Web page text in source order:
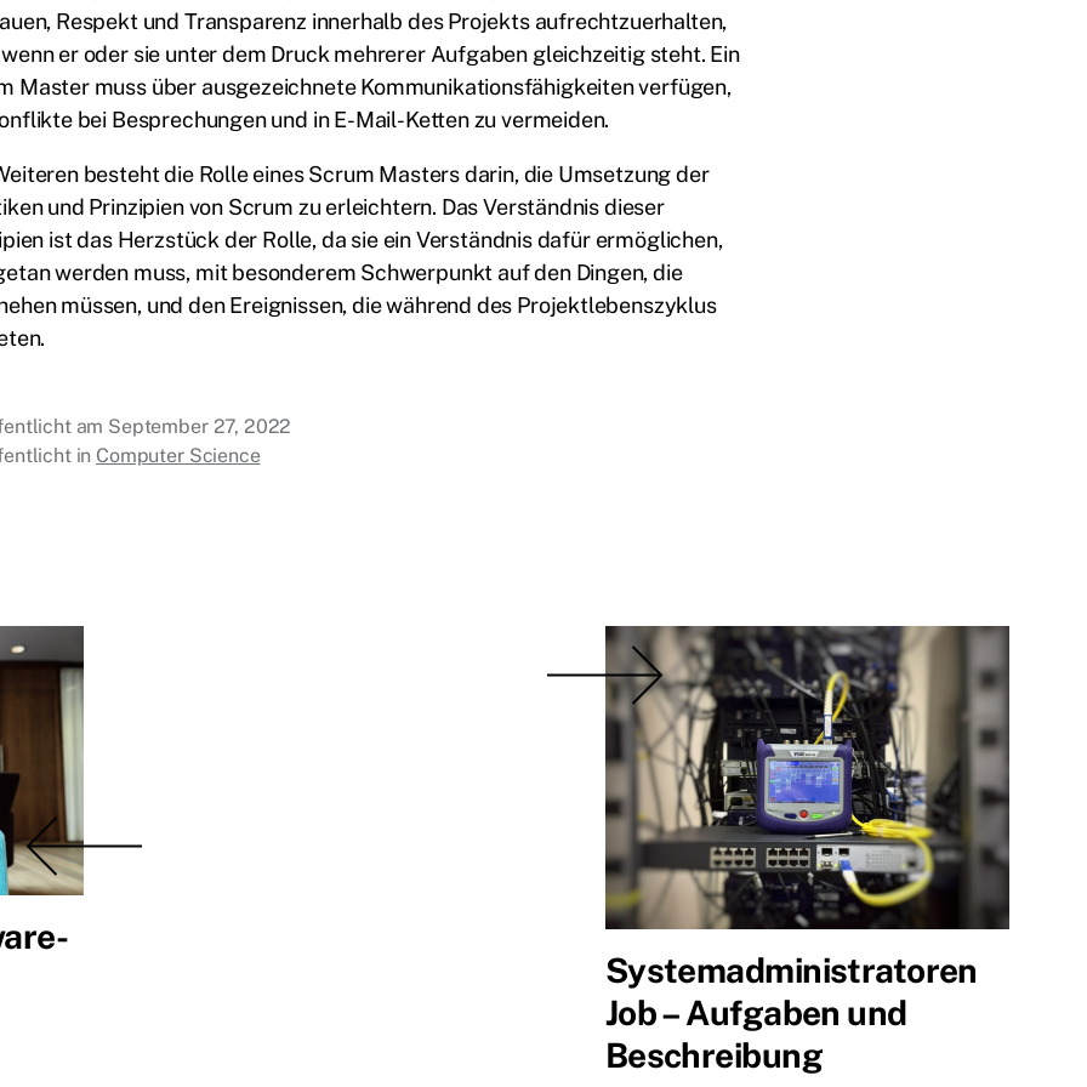
Respekt und Transparenz innerhalb des Projekts aufrechtzuerhalten,
er oder sie unter dem Druck mehrerer Aufgaben gleichzeitig steht. Ein
Master muss über ausgezeichnete Kommunikationsfähigkeiten verfügen,
bei Besprechungen und in E-Mail-Ketten zu vermeiden.
besteht die Rolle eines Scrum Masters darin, die Umsetzung der
und Prinzipien von Scrum zu erleichtern. Das Verständnis dieser
ist das Herzstück der Rolle, da sie ein Verständnis dafür ermöglichen,
werden muss, mit besonderem Schwerpunkt auf den Dingen, die
müssen, und den Ereignissen, die während des Projektlebenszyklus
am September 27, 2022
in Computer Science
Systemadministratoren
Job – Aufgaben und
Beschreibung